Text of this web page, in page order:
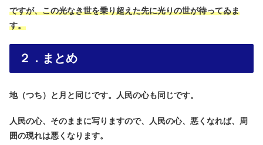
ですが、この光なき世を乗り超えた先に光りの世が待ってゐま
す。
２．まとめ
地（つち）と月と同じです。人民の心も同じです。
人民の心、そのままに写りますので、人民の心、悪くなれば、周
囲の現れは悪くなります。